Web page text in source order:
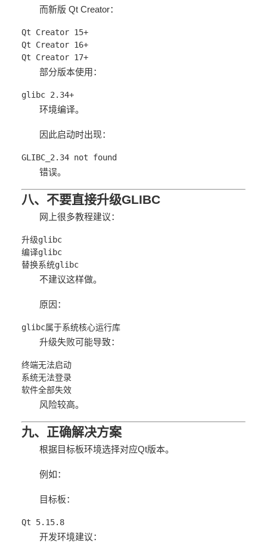
而新版 Qt Creator：
Qt Creator 15+
Qt Creator 16+
Qt Creator 17+
部分版本使用：
glibc 2.34+
环境编译。
因此启动时出现：
GLIBC_2.34 not found
错误。
八、不要直接升级GLIBC
网上很多教程建议：
升级glibc
编译glibc
替换系统glibc
不建议这样做。
原因：
glibc属于系统核心运行库
升级失败可能导致：
终端无法启动
系统无法登录
软件全部失效
风险较高。
九、正确解决方案
根据目标板环境选择对应Qt版本。
例如：
目标板：
Qt 5.15.8
开发环境建议：